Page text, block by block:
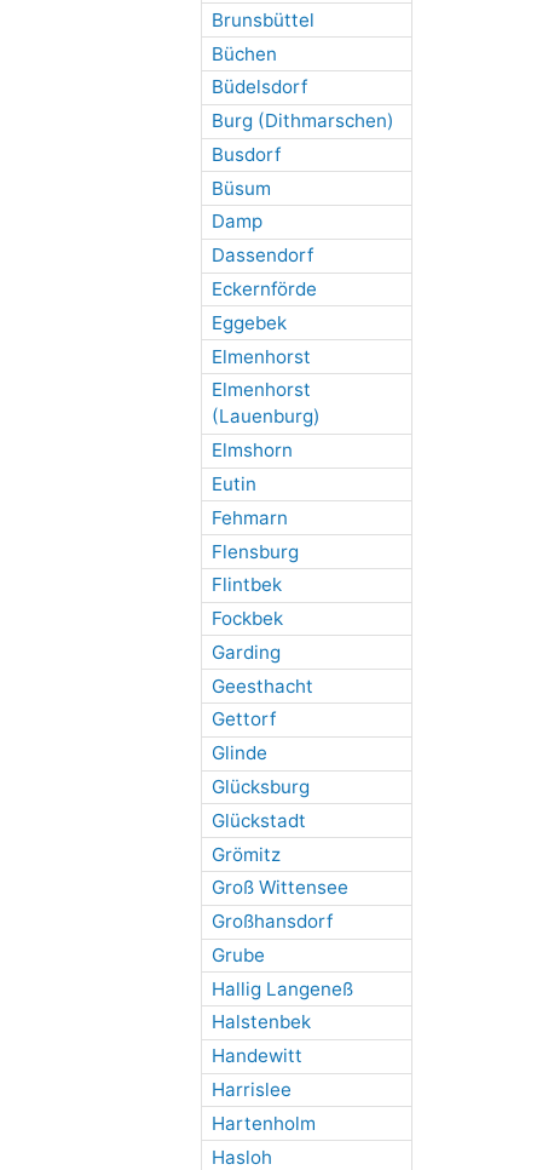
Brunsbüttel
Büchen
Büdelsdorf
Burg (Dithmarschen)
Busdorf
Büsum
Damp
Dassendorf
Eckernförde
Eggebek
Elmenhorst
Elmenhorst
(Lauenburg)
Elmshorn
Eutin
Fehmarn
Flensburg
Flintbek
Fockbek
Garding
Geesthacht
Gettorf
Glinde
Glücksburg
Glückstadt
Grömitz
Groß Wittensee
Großhansdorf
Grube
Hallig Langeneß
Halstenbek
Handewitt
Harrislee
Hartenholm
Hasloh